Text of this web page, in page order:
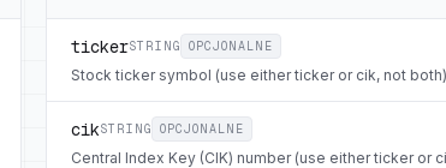
tickerSTRING OPCJONALNE
Stock ticker symbol (use either ticker or cik, not both)
cikSTRING OPCJONALNE
Central Index Key (CIK) number (use either ticker or